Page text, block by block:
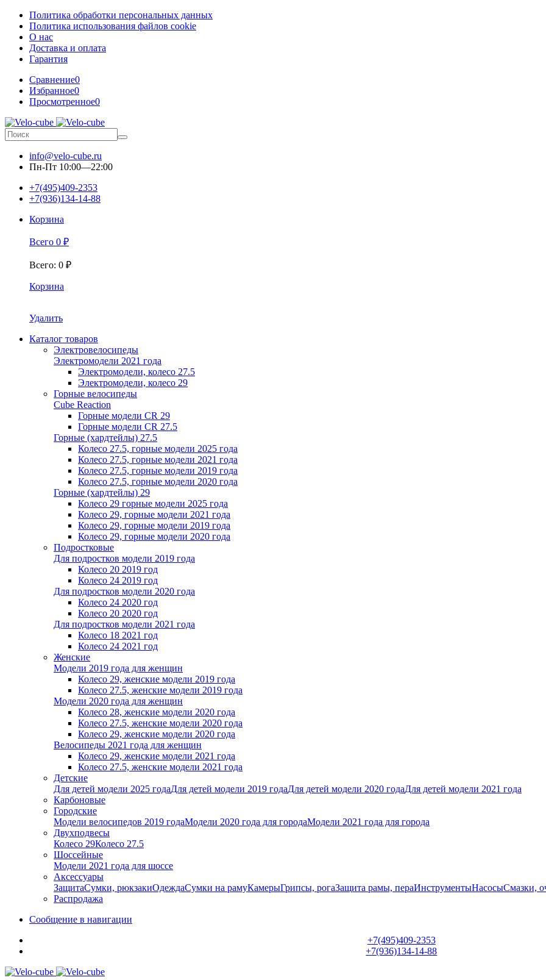
Политика обработки персональных данных
Политика использования файлов cookie
О нас
Доставка и оплата
Гарантия
Сравнение0
Избранное0
Просмотренное0
info@velo-cube.ru
Пн-Пт 10:00—22:00
+7(495)409-2353
+7(936)134-14-88
Корзина
Всего 0 ₽
Всего: 0 ₽
Корзина
Удалить
Каталог товаров
Электровелосипеды
Электромодели 2021 года
Электромодели, колесо 27.5
Электромодели, колесо 29
Горные велосипеды
Cube Reaction
Горные модели CR 29
Горные модели CR 27.5
Горные (хардтейлы) 27.5
Колесо 27.5, горные модели 2025 года
Колесо 27.5, горные модели 2021 года
Колесо 27.5, горные модели 2019 года
Колесо 27.5, горные модели 2020 года
Горные (хардтейлы) 29
Колесо 29 горные модели 2025 года
Колесо 29, горные модели 2021 года
Колесо 29, горные модели 2019 года
Колесо 29, горные модели 2020 года
Подростковые
Для подростков модели 2019 года
Колесо 20 2019 год
Колесо 24 2019 год
Для подростков модели 2020 года
Колесо 24 2020 год
Колесо 20 2020 год
Для подростков модели 2021 года
Колесо 18 2021 год
Колесо 24 2021 год
Женскиe
Модели 2019 года для женщин
Колесо 29, женские модели 2019 года
Колесо 27.5, женские модели 2019 года
Модели 2020 года для женщин
Колесо 28, женские модели 2020 года
Колесо 27.5, женские модели 2020 года
Колесо 29, женские модели 2020 года
Велосипеды 2021 года для женщин
Колесо 29, женские модели 2021 года
Колесо 27.5, женские модели 2021 года
Детские
Для детей модели 2025 годаДля детей модели 2019 годаДля детей модели 2020 годаДля детей модели 2021 года
Карбоновые
Городские
Модели велосипедов 2019 годаМодели 2020 года для городаМодели 2021 года для города
Двухподвесы
Колесо 29Колесо 27.5
Шоссейные
Модели 2021 года для шоссе
Аксессуары
ЗащитаСумки, рюкзакиОдеждаСумки на рамуКамерыГрипсы, рогаЗащита рамы, пераИнструментыНасосыСмазки,
Распродажа
Сообщение в навигации
+7(495)409-2353
+7(936)134-14-88